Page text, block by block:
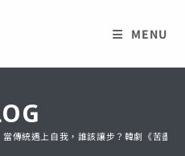
MENU
傳統遇上自我，誰該讓步？韓劇《苦盡